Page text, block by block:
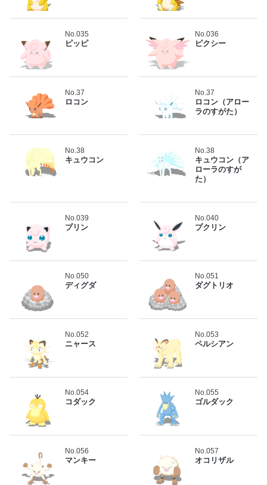
No.035
ピッピ
No.036
ピクシー
No.37
ロコン
No.37
ロコン（アロー
ラのすがた）
No.38
キュウコン
No.38
キュウコン（ア
ローラのすが
た）
No.039
プリン
No.040
プクリン
No.050
ディグダ
No.051
ダグトリオ
No.052
ニャース
No.053
ペルシアン
No.054
コダック
No.055
ゴルダック
No.056
マンキー
No.057
オコリザル